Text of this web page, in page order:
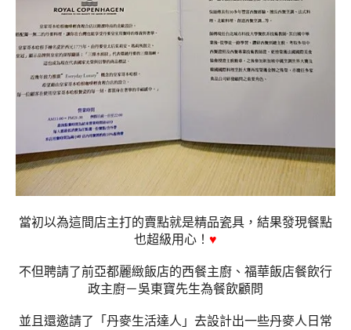
當初以為這間店主打的賣點就是精品瓷具，結果發現餐點
也超級用心！ ♥
不但聘請了前亞都麗緻飯店的西餐主廚、福華飯店餐飲行
政主廚－吳東寶先生為餐飲顧問
並且還邀請了「丹麥生活達人」去設計出一些丹麥人日常